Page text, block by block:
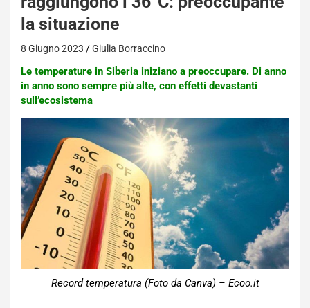
la situazione
8 Giugno 2023 Giulia Borraccino
Le temperature in Siberia iniziano a preoccupare. Di anno
in anno sono sempre più alte, con effetti devastanti
sull’ecosistema
Record temperatura (Foto da Canva) – Ecoo.it